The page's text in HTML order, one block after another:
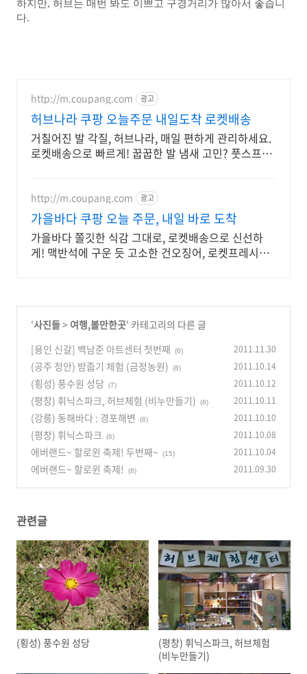
하지만, 허브는 매번 봐도 이쁘고 구경거리가 많아서 좋습니
다.
http://m.coupang.com 광고
허브나라 쿠팡 오늘주문 내일도착 로켓배송
거칠어진 발 각질, 허브나라, 매일 편하게 관리하세요.
로켓배송으로 빠르게! 꿉꿉한 발 냄새 고민? 풋스프레
http://m.coupang.com 광고
가을바다 쿠팡 오늘 주문, 내일 바로 도착
가을바다 쫄깃한 식감 그대로, 로켓배송으로 신선하
게! 맥반석에 구운 듯 고소한 건오징어, 로켓프레시로
'사진들> 여행,볼만한곳' 카테고리의 다른 글
[용인 신갈] 백남준 아트센터 첫번째
(6) 2011.11.30
(공주 정안) 밤줍기 체험 (금정농원) (8) 2011.10.14
(횡성) 풍수원 성당 (7) 2011.10.12
(평창) 휘닉스파크, 허브체험 (비누만들기) (8) 2011.10.11
(강릉) 동해바다 : 경포해변 (8) 2011.10.10
(평창) 휘닉스파크 (6) 2011.10.08
에버랜드~ 할로윈 축제! 두번째~ (15) 2011.10.04
에버랜드~ 할로윈 축제! (8) 2011.09.30
관련글
(횡성) 풍수원 성당
(평창) 휘닉스파크, 허브체험
(비누만들기)